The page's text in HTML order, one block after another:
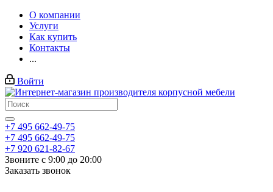
О компании
Услуги
Как купить
Контакты
...
Войти
+7 495 662-49-75
+7 495 662-49-75
+7 920 621-82-67
Звоните с 9:00 до 20:00
Заказать звонок